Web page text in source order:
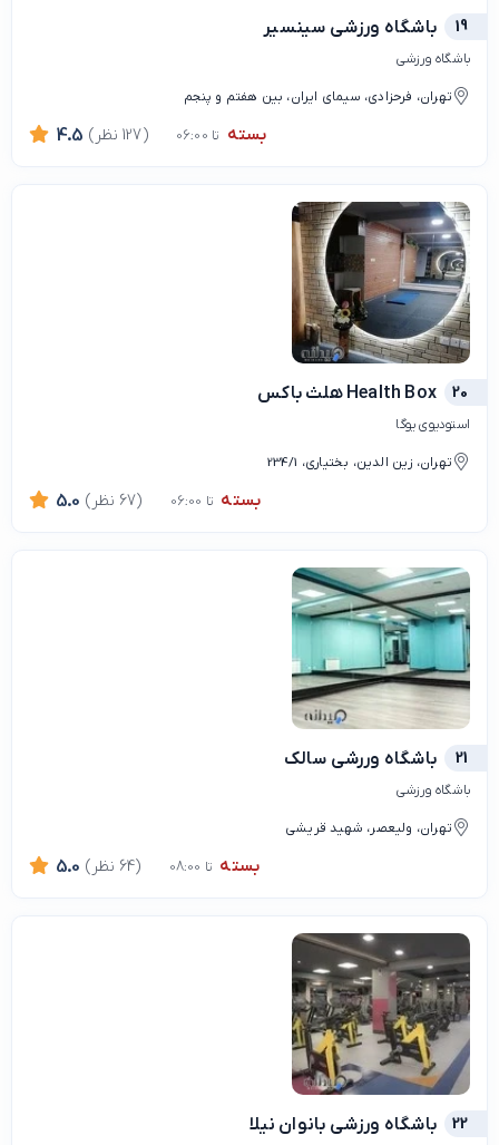
19 باشگاه ورزشی سینسیر
باشگاه ورزشی
تهران، فرحزادی، سیمای ایران، بین هفتم و پنجم
بسته تا 06:00 4.5 (127 نظر)
20 Health Box هلث باکس
استودیوی یوگا
تهران، زین الدین، بختیاری، 234/1
بسته تا 06:00 5.0 (67 نظر)
21 باشگاه وررشی سالک
باشگاه ورزشی
تهران، ولیعصر، شهید قریشی
بسته تا 08:00 5.0 (64 نظر)
22 باشگاه ورزشی بانوان نیلا